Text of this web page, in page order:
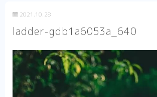
2021.10.28
ladder-gdb1a6053a_640